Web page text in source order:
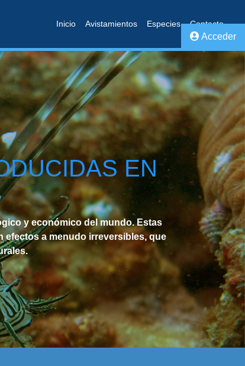
Inicio Avistamientos Especies Contacto
Acceder
EN
y económico del mundo. Estas
efectos a menudo irreversibles, que